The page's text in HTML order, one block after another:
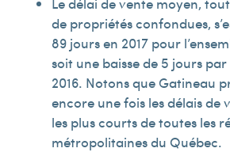
de propriétés confondues,
89 jours en 2017 pour
soit une baisse de 5 jours
2016. Notons que Gatineau
encore une fois les délais de
les plus courts de toutes les
métropolitaines du Québec.